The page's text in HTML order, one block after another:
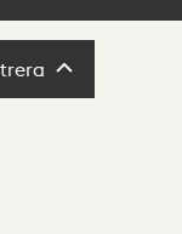
Filtrera